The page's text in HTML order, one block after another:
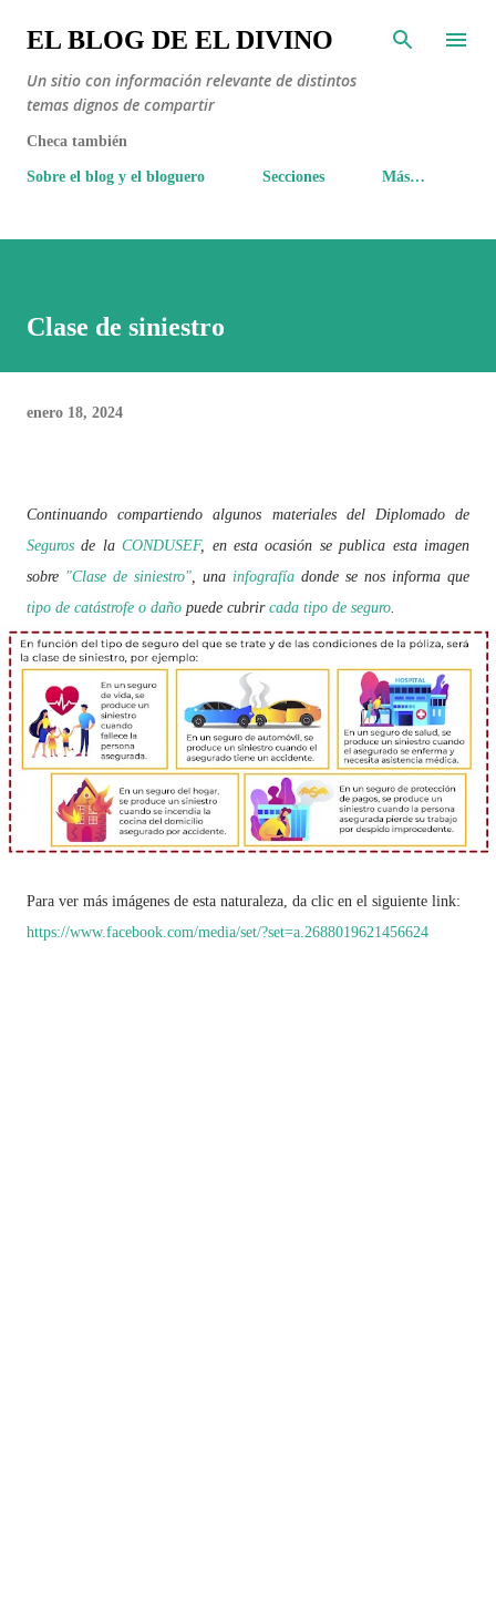
Ir al contenido principal
EL BLOG DE EL DIVINO
Un sitio con información relevante de distintos
temas dignos de compartir
Checa también
Sobre el blog y el bloguero Secciones Más…
Clase de siniestro
enero 18, 2024
Continuando compartiendo algunos materiales del Diplomado de
Seguros de laCONDUSEF, en esta ocasión se publica esta imagen
sobre "Clase de siniestro", una infografía donde se nos informa que
tipo de catástrofe o daño puede cubrir cada tipo de seguro.
Para ver más imágenes de esta naturaleza, da clic en el siguiente link:
https://www.facebook.com/media/set/?set=a.2688019621456624